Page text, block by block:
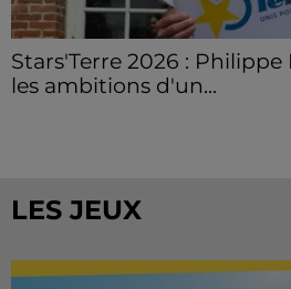
Stars'Terre 2026 :
les ambitions d'un...
LES JEUX